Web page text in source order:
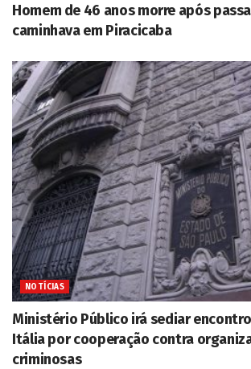
Homem de 46 anos morre após
caminhava em Piracicaba
NOTÍCIAS
Ministério Público irá sediar
Itália por cooperação contra
criminosas